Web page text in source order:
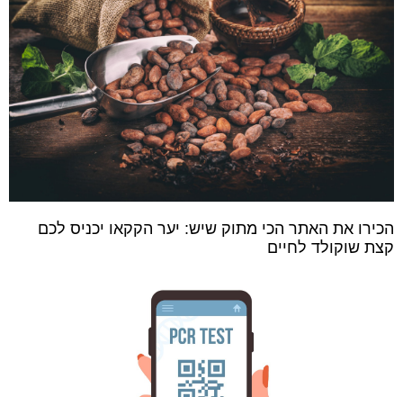
הכירו את האתר הכי מתוק שיש: יער הקקאו יכניס לכם
קצת שוקולד לחיים